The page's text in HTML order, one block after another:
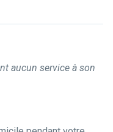
aucun service à son